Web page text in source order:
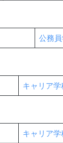
公務
キャリア学
キャリア学